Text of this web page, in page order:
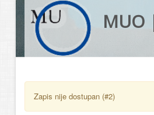
MUO
Zapis nije dostupan (#2)